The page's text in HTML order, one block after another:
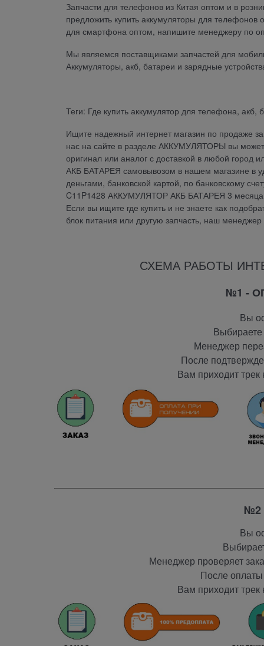
Запчасти для телефонов из Китая оптом и в
предложить купить аккумуляторы для
для смартфона оптом, напишите менеджеру по
Мы являемся поставщиками запчастей для
Аккумуляторы, акб, батареи и зарядные
Теги: Где купить аккумулятор для телефона,
Ищите надежный интернет магазин по продаже
нас на сайте в разделе АККУМУЛЯТОРЫ вы
оригинал или аналог с доставкой в любой
АКБ БАТАРЕЯ самовывозом в нашем магазине в
деньгами, банковской картой, по банковскому
C11P1428 АККУМУЛЯТОР АКБ БАТАРЕЯ 3 месяца.
Если вы ищите где купить и не знаете как
блок питания или другую запчасть, наш
СХЕМА РАБОТЫ
№1 -
Вы
Менеджер
После
Вам приходит
№2
Вы
Менеджер проверяет
После
Вам приходит